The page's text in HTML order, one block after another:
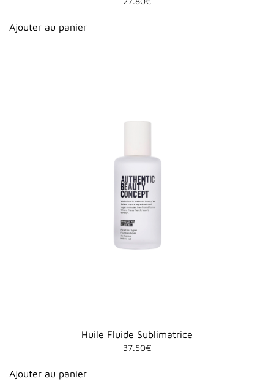
Ajouter au panier
Huile Fluide Sublimatrice
37.50€
Ajouter au panier